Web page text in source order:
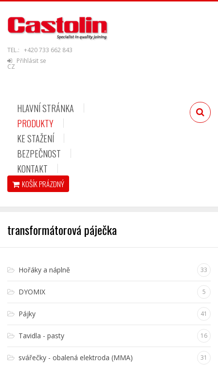
TEL.: +420 733 662 843
Přihlásit se
CZ
HLAVNÍ STRÁNKA
PRODUKTY
KE STAŽENÍ
BEZPEČNOST
KONTAKT
KOŠÍKPRÁZDNÝ
transformátorová páječka
Hořáky a náplně 33
DYOMIX 5
Pájky 41
Tavidla - pasty 16
svářečky - obalená elektroda (MMA) 31